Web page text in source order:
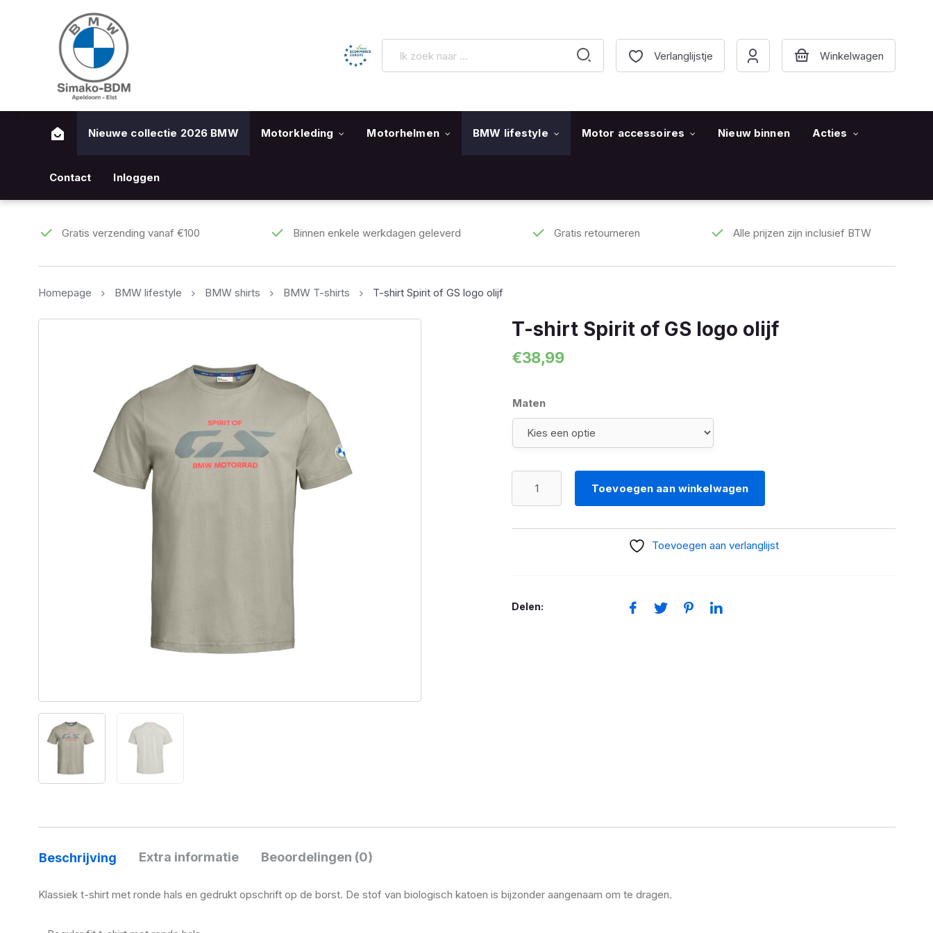
Verlanglijstje
Nieuwe collectie 2026 BMW Motorkleding Motorhelmen BMW lifestyle Motor accessoires Nieuw binnen Acties
Contact Inloggen
Gratis verzending vanaf €100 Binnen enkele werkdagen geleverd Gratis retourneren Alle prijzen zijn inclusief BTW
Homepage BMW lifestyle BMW shirts BMW T-shirts T-shirt Spirit of GS logo olijf
T-shirt Spirit of GS logo olijf
€38,99
Maten
aantal
Toevoegen aan winkelwagen
Toevoegen aan verlanglijst
Delen:
Beschrijving Extra informatie Beoordelingen (0)
Klassiek t-shirt met ronde hals en gedrukt opschrift op de borst. De stof van biologisch katoen is bijzonder aangenaam om te dragen.